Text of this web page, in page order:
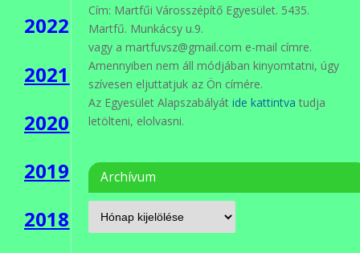
2022
2021
2020
2019
2018
Cím: Martfűi Városszépítő Egyesület. 5435.
Martfű. Munkácsy u.9.
vagy a martfuvsz@gmail.com e-mail címre.
Amennyiben nem áll módjában kinyomtatni, úgy
szívesen eljuttatjuk az Ön címére.
Az Egyesület Alapszabályát ide kattintva tudja
letölteni, elolvasni.
Archívum